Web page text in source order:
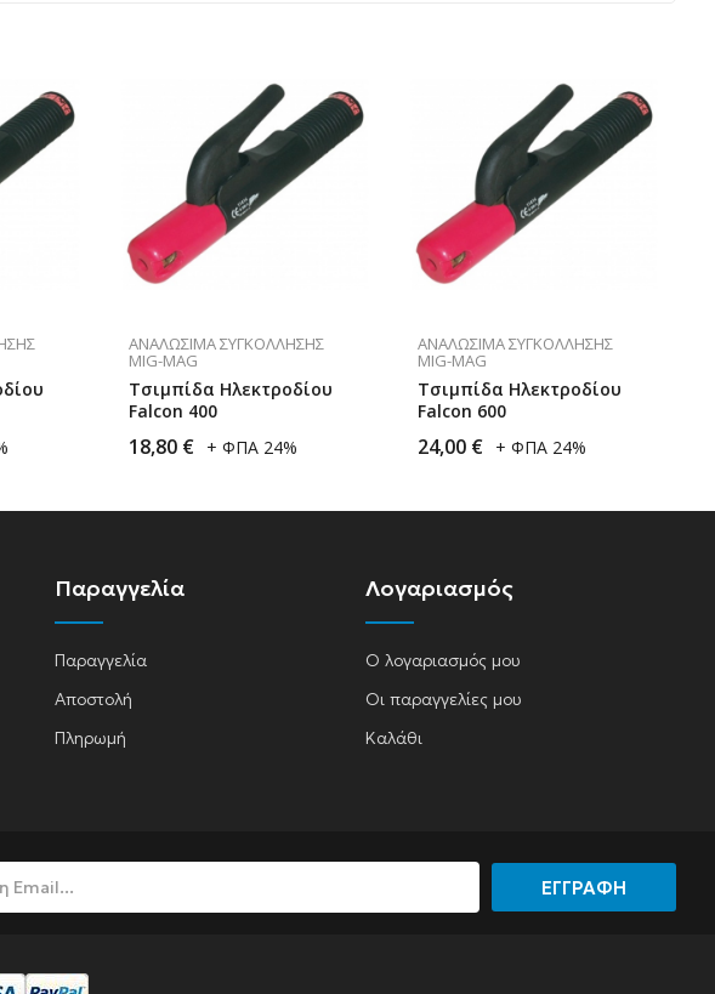
ΑΝΑΛΏΣΙΜΑ ΣΥΓΚΌΛΛΗΣΗΣ
MIG-MAG
Τσιμπίδα Ηλεκτροδίου
Falcon 400
18,80 € + ΦΠΑ 24%
ΑΝΑΛΏΣΙΜΑ ΣΥΓΚΌΛΛΗΣΗΣ
MIG-MAG
Τσιμπίδα Ηλεκτροδίου
Falcon 600
24,00 € + ΦΠΑ 24%
Παραγγελία
Παραγγελία
Αποστολή
Πληρωμή
Λογαριασμός
Ο λογαριασμός μου
Οι παραγγελίες μου
Καλάθι
ΕΓΓΡΑΦΗ